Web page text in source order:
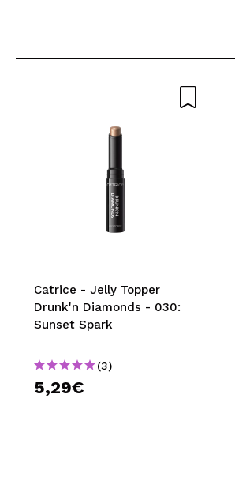
Catrice - Jelly Topper
Drunk'n Diamonds - 030:
Sunset Spark
(3)
5,29€